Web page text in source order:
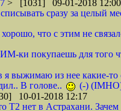
> [1031] 09-01-2018 12:00
сразу за целый
что с этим не
ки покупаешь для того
я выжимаю из нее какие-то
В голове..
(-)
10-01-2018 12:17
Т2 нет в Астрахани.